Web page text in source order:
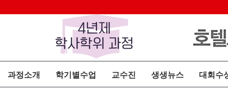
과정소개 학기별수업 교수진 생생뉴스 대회수